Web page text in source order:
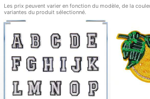
Les prix peuvent varier en fonction du modèle, de la
variantes du produit sélectionné.